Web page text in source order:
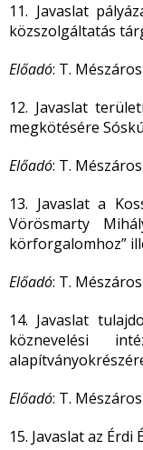
11. Javaslat
közszolgáltatás
Előadó: T.
12. Javaslat
megkötésére
Előadó: T.
13. Javaslat a
Vörösmarty
körforgalomhoz”
Előadó: T.
14. Javaslat
köznevelési
Előadó: T.
15. Javaslat az